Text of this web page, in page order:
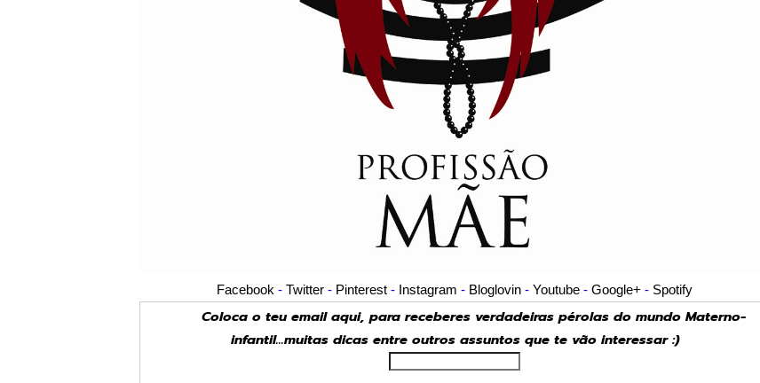
Facebook - Twitter - Pinterest - Instagram - Bloglovin - Youtube - Google+ - Spotify
Coloca o teu email aqui, para receberes verdadeiras pérolas do mundo Materno-
infantil...muitas dicas entre outros assuntos que te vão interessar :)